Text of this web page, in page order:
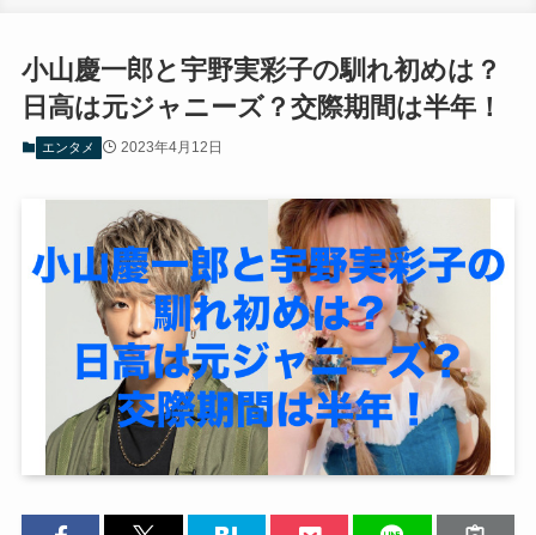
小山慶一郎と宇野実彩子の馴れ初めは？
日高は元ジャニーズ？交際期間は半年！
エンタメ 2023年4月12日